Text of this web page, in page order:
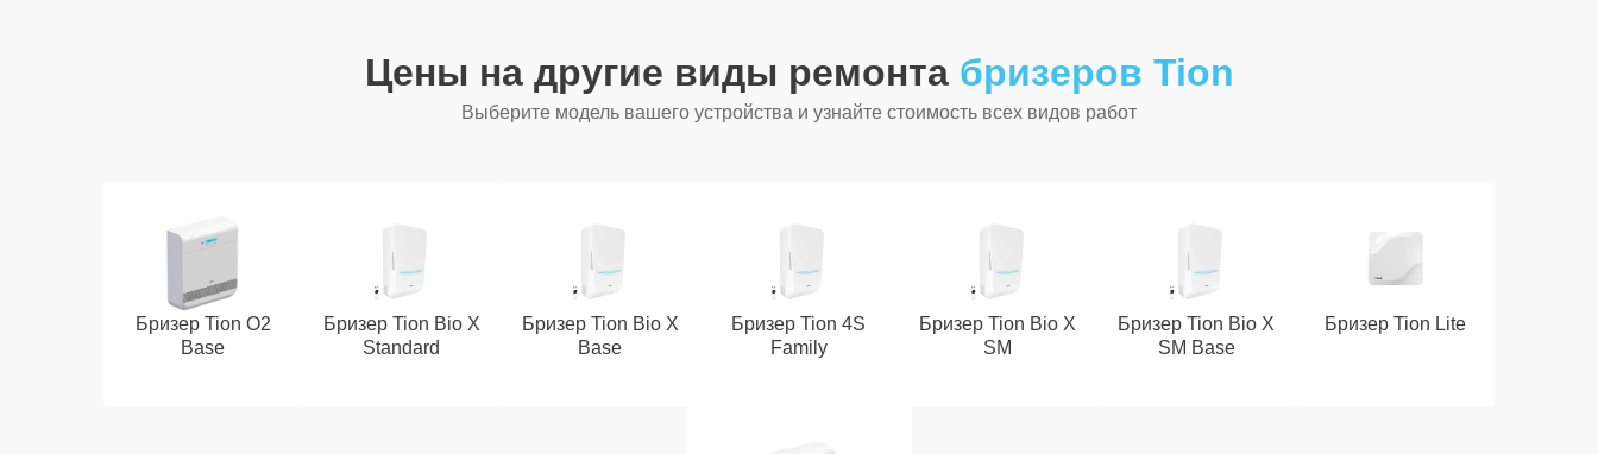
Цены на другие виды ремонта бризеров Tion
Выберите модель вашего устройства и узнайте стоимость всех видов работ
Бризер Tion O2
Base
Бризер Tion Bio X
Standard
Бризер Tion Bio X
Base
Бризер Tion 4S
Family
Бризер Tion Bio X
SM
Бризер Tion Bio X
SM Base
Бризер Tion Lite